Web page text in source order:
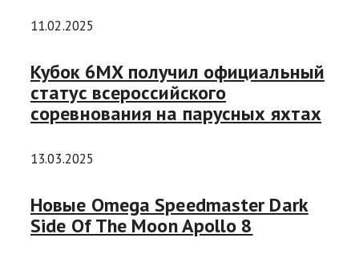
11.02.2025
Кубок 6МХ получил официальный
статус всероссийского
соревнования на парусных яхтах
13.03.2025
Новые Omega Speedmaster Dark
Side Of The Moon Apollo 8